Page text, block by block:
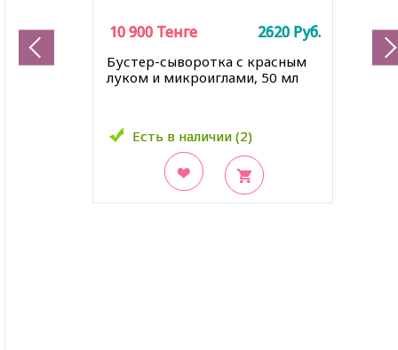
Бустер-сыворотка с красным
луком и микроиглами, 50 мл
Есть в наличии (2)
10 900 Тенге 2620 Руб.
Есть в наличии (2)
10 900 Тенге 2620 Руб.